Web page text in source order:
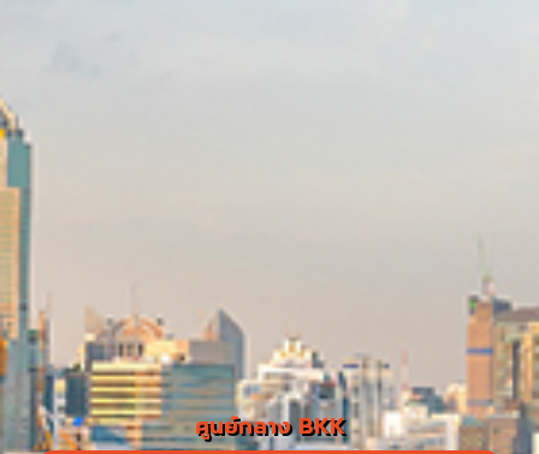
ศูนย์กลาง BKK